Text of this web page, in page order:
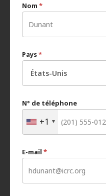
Nom *
Pays*
N° de téléphone
+1
E-mail *